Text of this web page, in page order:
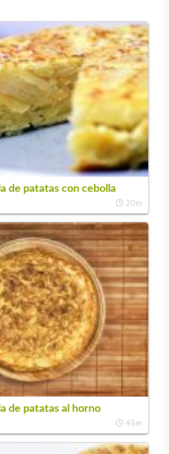
de patatas con cebolla
20m
de patatas al horno
45m